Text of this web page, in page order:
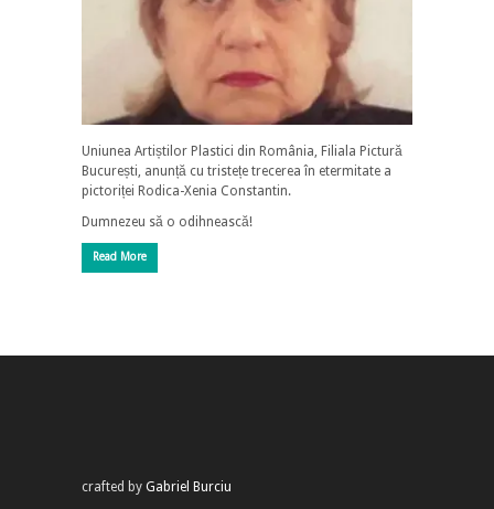
Uniunea Artiștilor Plastici din România, Filiala Pictură
București, anunță cu tristețe trecerea în etermitate a
pictoriței Rodica-Xenia Constantin.
Dumnezeu să o odihnească!
Read More
crafted by Gabriel Burciu